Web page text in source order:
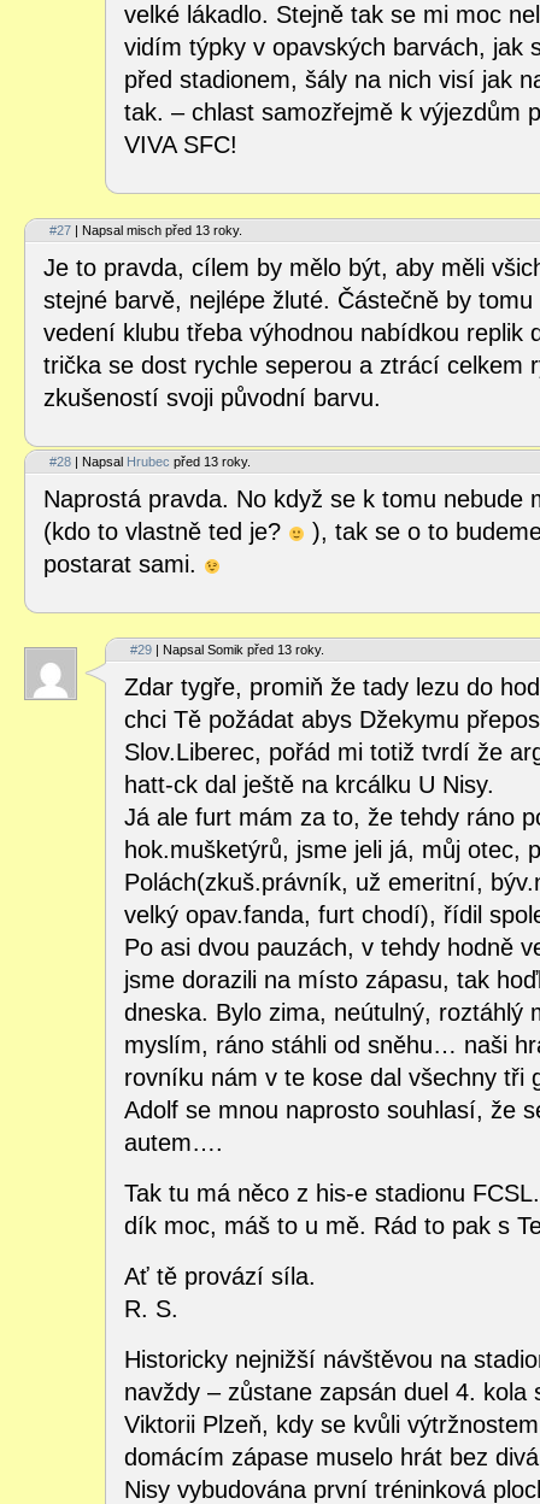
velké lákadlo. Stejně tak se mi moc
vidím týpky v opavských barvách, jak
před stadionem, šály na nich visí jak
tak. – chlast samozřejmě k výjezdům
VIVA SFC!
#27 | Napsal misch před 13 roky.
Je to pravda, cílem by mělo být, aby měli
stejné barvě, nejlépe žluté. Částečně by
vedení klubu třeba výhodnou nabídkou replik
trička se dost rychle seperou a ztrácí celkem
zkušeností svoji původní barvu.
#28 | Napsal Hrubec před 13 roky.
Naprostá pravda. No když se k tomu nebude
(kdo to vlastně ted je?
), tak se o to
postarat sami.
#29 | Napsal Somik před 13 roky.
Zdar tygře, promiň že tady lezu do
chci Tě požádat abys Džekymu
Slov.Liberec, pořád mi totiž tvrdí že
hatt-ck dal ještě na krcálku U Nisy.
Já ale furt mám za to, že tehdy ráno
hok.mušketýrů, jsme jeli já, můj otec,
Polách(zkuš.právník, už emeritní,
velký opav.fanda, furt chodí), řídil
Po asi dvou pauzách, v tehdy hodně
jsme dorazili na místo zápasu, tak
dneska. Bylo zima, neútulný, roztáhlý
myslím, ráno stáhli od sněhu… naši
rovníku nám v te kose dal všechny tři
Adolf se mnou naprosto souhlasí, že
autem….
Tak tu má něco z his-e stadionu
dík moc, máš to u mě. Rád to pak s
Ať tě provází síla.
R. S.
Historicky nejnižší návštěvou na
navždy – zůstane zapsán duel 4. kola
Viktorii Plzeň, kdy se kvůli
domácím zápase muselo hrát bez
Nisy vybudována první tréninková